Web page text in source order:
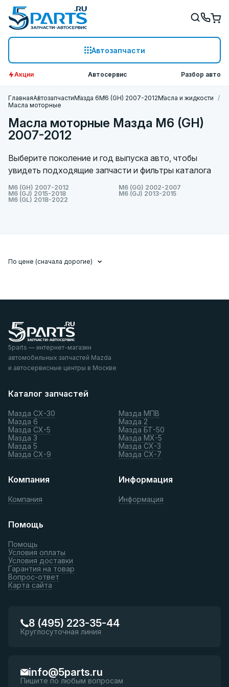
Автозапчасти
Акции Автосервис Разбор авто
ГлавнаяАвтозапчастиМазда 6M6 (GH) 2007-2012Масла и жидкости
Масла моторные
Масла моторные Мазда M6 (GH)
2007-2012
Выберите поколение и год выпуска авто, чтобы
увидеть подходящие запчасти и фильтры каталога
M6 (GH) 2007-2012
M6 (GG) 2002-2007
M6 (GJ) 2015-2018
M6 (GJ) 2013-2015
M6 (GL) 2018-2022
По цене (сначала дорогие)
5parts — интернет-магазин
автомобильных запчастей Mazda
и автосервисные центры в Москве
Каталог запчастей
Мазда СХ-30
Мазда 6
Мазда СХ-5
Мазда 3
Мазда 5
Мазда СХ-9
Мазда МПВ
Мазда 2
Мазда БТ-50
Мазда МХ-5
Мазда СХ-3
Мазда СХ-7
Компания
Компания
Информация
Информация
Помощь
Помощь
Условия оплаты
Условия доставки
Гарантия на товар
Вопрос-ответ
Карта сайта
8 (495) 223-35-44
Круглосуточная линия
info@5parts.ru
Пишите по любым вопросам